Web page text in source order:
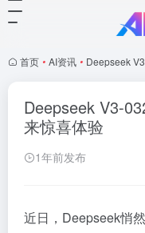
首页 • AI资讯 • Deepseek
Deepseek V3-
来惊喜体验
1年前发布
近日，Deepseek悄